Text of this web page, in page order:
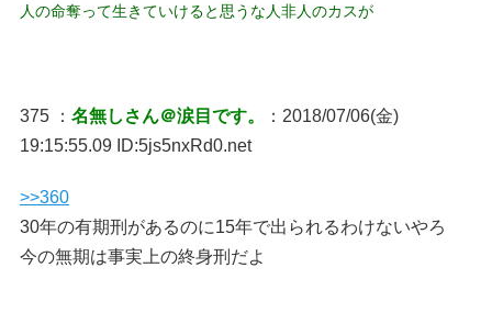
人の命奪って生きていけると思うな人非人のカスが
375 ： 名無しさん＠涙目です。
：2018/07/06(金)
19:15:55.09 ID:5js5nxRd0.net
>>360
30年の有期刑があるのに15年で出られるわけないやろ
今の無期は事実上の終身刑だよ